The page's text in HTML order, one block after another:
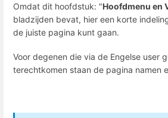
Omdat dit hoofdstuk: "Hoofdmenu en
bladzijden bevat, hier een korte
de juiste pagina kunt gaan.
Voor degenen die via de Engelse user
terechtkomen staan de pagina namen